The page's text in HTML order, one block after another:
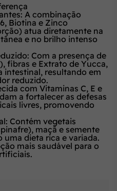
A combinação
, Biotina e Zinco
atua diretamente na
e no brilho intenso
Com a presença de
fibras e Extrato de Yucca,
intestinal, resultando em
reduzido.
com Vitaminas C, E e
a fortalecer as defesas
livres, promovendo
Contém vegetais
maçã e semente
dieta rica e variada.
mais saudável para o